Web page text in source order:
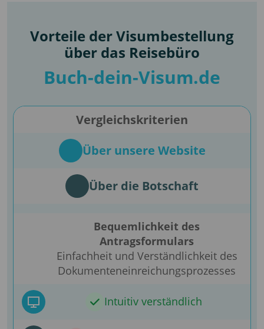
Vorteile der Visumbestellung
über das Reisebüro
Buch-dein-Visum.de
Vergleichskriterien
Über unsere Website
Über die Botschaft
Bequemlichkeit des
Antragsformulars
Einfachheit und Verständlichkeit des
Dokumenteneinreichungsprozesses
Intuitiv verständlich